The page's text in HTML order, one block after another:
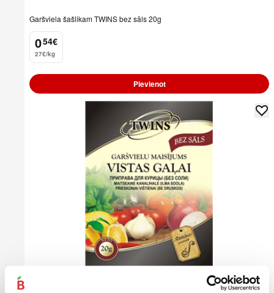
Garšviela šašlikam TWINS bez sāls 20g
0
. 54€
27€/kg
Pievienot